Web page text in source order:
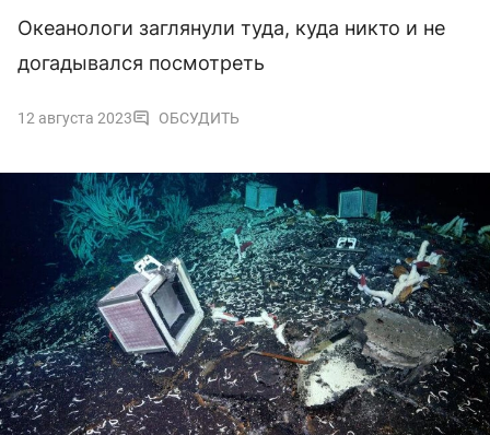
Океанологи заглянули туда, куда никто и не
догадывался посмотреть
12 августа 2023 ОБСУДИТЬ